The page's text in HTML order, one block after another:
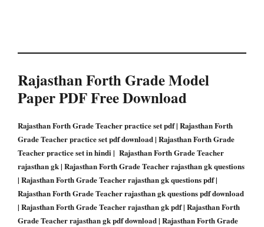
Rajasthan Forth GradeModel
Paper PDF Free Download
Rajasthan Forth Grade Teacher practice set pdf | Rajasthan Forth
Grade Teacher practice set pdf download | Rajasthan Forth Grade
Teacher practice set in hindi | Rajasthan Forth Grade Teacher
rajasthan gk | Rajasthan Forth Grade Teacher rajasthan gk questions
| Rajasthan Forth Grade Teacher rajasthan gk questions pdf |
Rajasthan Forth Grade Teacher rajasthan gk questions pdf download
| Rajasthan Forth Grade Teacher rajasthan gk pdf | Rajasthan Forth
Grade Teacher rajasthan gk pdf download | Rajasthan Forth Grade